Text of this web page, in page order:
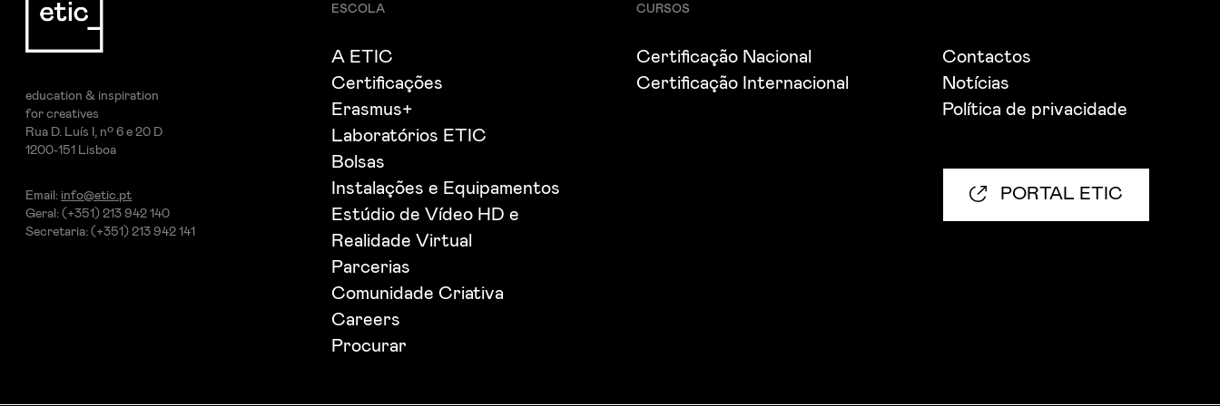
education & inspiration
for creatives
Rua D. Luís I, nº 6 e 20 D
1200-151 Lisboa
Email: info@etic.pt
Geral: (+351) 213 942 140
Secretaria: (+351) 213 942 141
ESCOLA
A ETIC
Certificações
Erasmus+
Laboratórios ETIC
Bolsas
Instalações e Equipamentos
Estúdio de Vídeo HD e
Realidade Virtual
Parcerias
Comunidade Criativa
Careers
Procurar
CURSOS
Certificação Nacional
Certificação Internacional
Contactos
Notícias
Política de privacidade
PORTAL ETIC